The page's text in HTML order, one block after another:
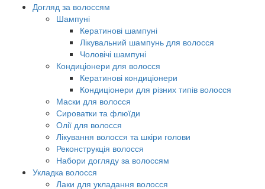
Догляд за волоссям
Шампуні
Кератинові шампуні
Лікувальний шампунь для волосся
Чоловічі шампуні
Кондиціонери для волосся
Кератинові кондиціонери
Кондиціонери для різних типів волосся
Маски для волосся
Сироватки та флюїди
Олії для волосся
Лікування волосся та шкіри голови
Реконструкція волосся
Набори догляду за волоссям
Укладка волосся
Лаки для укладання волосся